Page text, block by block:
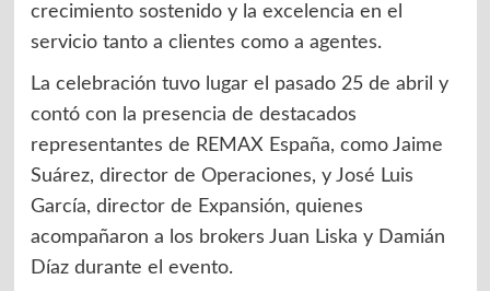
crecimiento sostenido y la excelencia en el
servicio tanto a clientes como a agentes.
La celebración tuvo lugar el pasado 25 de abril y
contó con la presencia de destacados
representantes de REMAX España, como Jaime
Suárez, director de Operaciones, y José Luis
García, director de Expansión, quienes
acompañaron a los brokers Juan Liska y Damián
Díaz durante el evento.